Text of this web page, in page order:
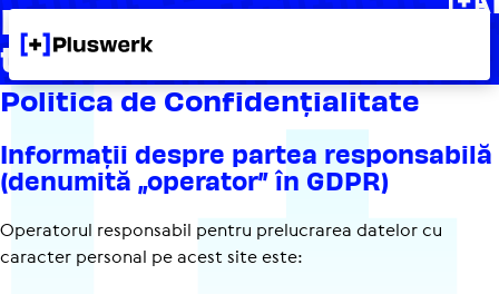
Politica de confi­den­ți­a­li­
tate
Politica de Confi­den­ți­a­li­tate
Infor­mații despre partea respon­sa­bilă
(denumită „operator” în GDPR)
Operatorul responsabil pentru prelucrarea datelor cu
caracter personal pe acest site este: